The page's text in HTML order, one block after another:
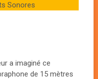
Sonores
a imaginé ce
de 15 mètres